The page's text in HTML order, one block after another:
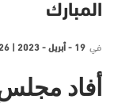
المبارك
في 19 - أبريل - 2023 | 16:26 مساءً
أفاد مجلس